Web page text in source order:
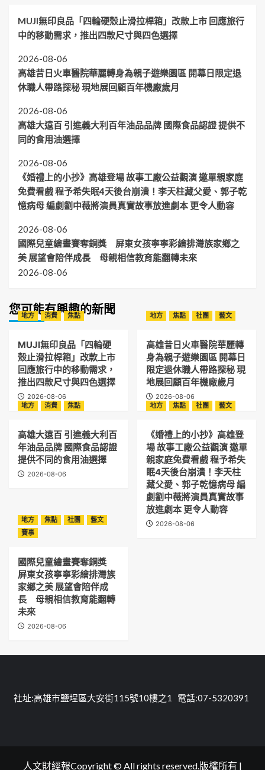
MUJI無印良品「四輪硬殼止滑拉桿箱」改款上市 回應旅行
中的移動需求，推出四款尺寸與四色選擇
2026-08-06
高雄昔日火車醫院華麗轉身為親子遊樂園區 開幕日限定退
休職人帶路探秘 現地展回顧百年機廠歲月
2026-08-06
高雄大遠百 引進義大利百年油品品牌 國際食品認證 提供不
同的食用油選擇
2026-08-06
《婚禮上的小抄》高雄登場 故事工廠公益觀演 邀單親家庭
免費看戲 程予希失眠4天後台崩潰！李天柱藏父愛、郭子乾
憶病母 編劇劉中薇將演員真實故事放進劇本 更令人動容
2026-08-06
國際兒童繪畫賽奪銅獎 屏東女孩寧寧彩繪排灣族家鄉之
美 展望會陪伴成長 母親相信教育能翻轉未來
2026-08-06
您可能有興趣的新聞
地方 消費 焦點
MUJI無印良品「四輪硬
殼止滑拉桿箱」改款上市
回應旅行中的移動需求，
推出四款尺寸與四色選擇
2026-08-06
地方 焦點 社團 藝文
高雄昔日火車醫院華麗轉
身為親子遊樂園區 開幕日
限定退休職人帶路探秘 現
地展回顧百年機廠歲月
2026-08-06
地方
消費 焦點
高雄大遠百 引進義大利百
年油品品牌 國際食品認證
提供不同的食用油選擇
2026-08-06
地方 焦點 社團 藝文
《婚禮上的小抄》高雄登
場 故事工廠公益觀演 邀單
親家庭免費看戲 程予希失
眠4天後台崩潰！李天柱
藏父愛、郭子乾憶病母 編
劇劉中薇將演員真實故事
放進劇本 更令人動容
2026-08-06
地方 焦點 社團
藝文
賽事
國際兒童繪畫賽奪銅獎
屏東女孩寧寧彩繪排灣族
家鄉之美 展望會陪伴成
長 母親相信教育能翻轉
未來
2026-08-06
社址:高雄市鹽埕區大安街115號10樓之1 電話:07-5320391
人文財經報Copyright © All rights reserved.版權所有 |